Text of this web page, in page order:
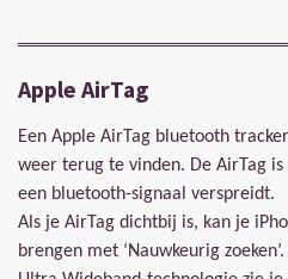
Apple AirTag
Een Apple AirTag bluetooth
weer terug te vinden. De AirTag
een bluetooth-signaal verspreidt.
Als je AirTag dichtbij is, kan je
brengen met ‘Nauwkeurig zoeken’.